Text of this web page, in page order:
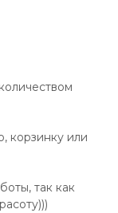
корзинку или
так как